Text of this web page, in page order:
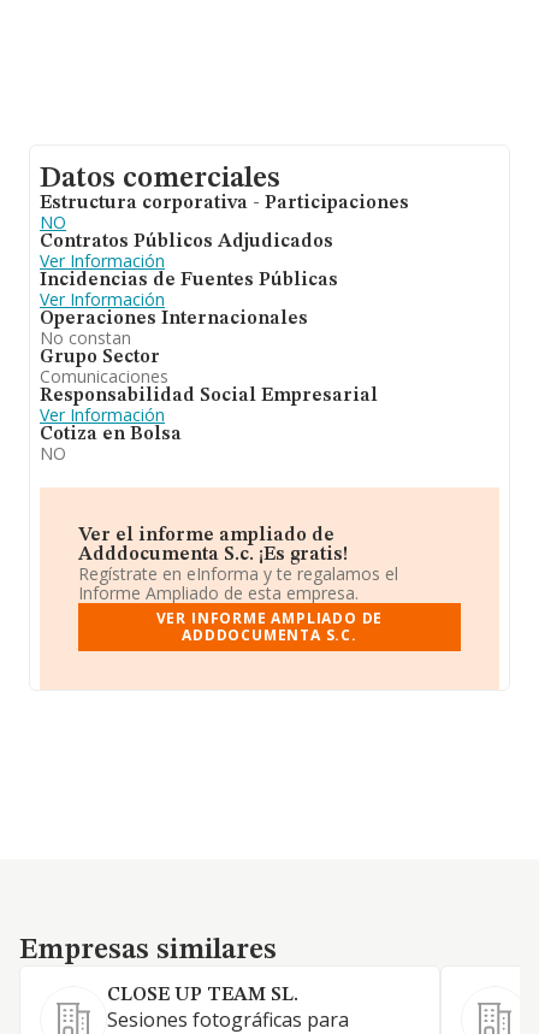
Datos comerciales
Estructura corporativa - Participaciones
NO
Contratos Públicos Adjudicados
Ver Información
Incidencias de Fuentes Públicas
Ver Información
Operaciones Internacionales
No constan
Grupo Sector
Comunicaciones
Responsabilidad Social Empresarial
Ver Información
Cotiza en Bolsa
NO
Ver el informe ampliado de
Adddocumenta S.c. ¡Es gratis!
Regístrate en eInforma y te regalamos el
Informe Ampliado de esta empresa.
VER INFORME AMPLIADO DE
ADDDOCUMENTA S.C.
Empresas similares
Empresas similares
CLOSE UP TEAM SL.
Sesiones fotográficas para